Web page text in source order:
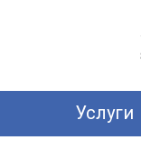
Услуги